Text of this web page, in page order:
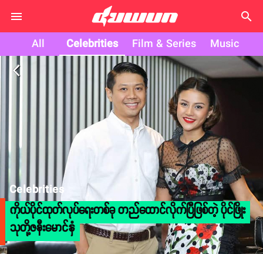
search
All Celebrities Film & Series Music
arrow_back_ios
Celebrities
ကိုယ်ပိုင်ထုတ်လုပ်ရေးတစ်ခု တည်ထောင်လိုက်ပြီဖြစ်တဲ့ ပိုင်ဖြိုး
သုတို့ဇနီးမောင်နှံ